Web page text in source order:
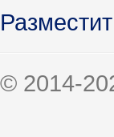
© 2014-